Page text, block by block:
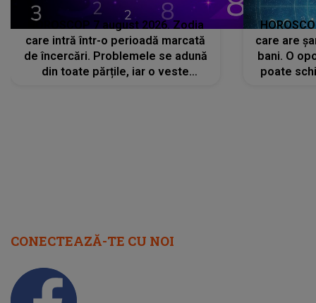
HOROSCOP 7 august 2026. Zodia
care intră într-o perioadă marcată
de încercări. Problemele se adună
din toate părțile, iar o veste
care are
bani. O
poate
CONECTEAZĂ-TE CU NOI